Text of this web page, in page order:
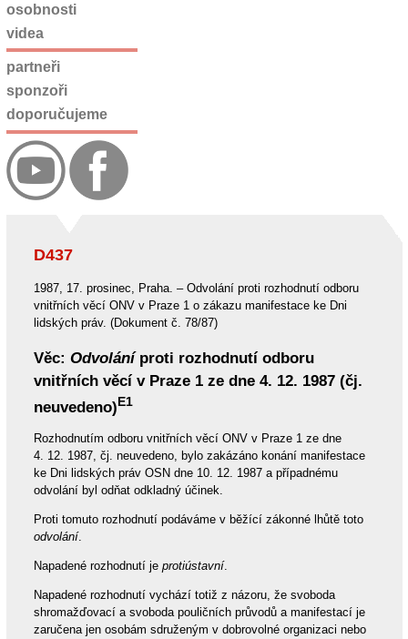
D437
1987, 17. prosinec, Praha. – Odvolání proti rozhodnutí odboru
vnitřních věcí ONV v Praze 1 o zákazu manifestace ke Dni
lidských práv. (Dokument č. 78/87)
Věc: Odvoláníproti rozhodnutí odboru
vnitřních věcí v Praze 1 ze dne 4. 12. 1987 (čj.
neuvedeno)E1
Rozhodnutím odboru vnitřních věcí ONV v Praze 1 ze dne
4. 12. 1987, čj. neuvedeno, bylo zakázáno konání manifestace
ke Dni lidských práv OSN dne 10. 12. 1987 a případnému
odvolání byl odňat odkladný účinek.
Proti tomuto rozhodnutí podáváme v běžící zákonné lhůtě toto
odvolání.
Napadené rozhodnutí je protiústavní.
Napadené rozhodnutí vychází totiž z názoru, že svoboda
shromažďovací a svoboda pouličních průvodů a manifestací je
zaručena jen osobám sdruženým v dobrovolné organizaci nebo
osobnosti
videa
partneři
sponzoři
doporučujeme